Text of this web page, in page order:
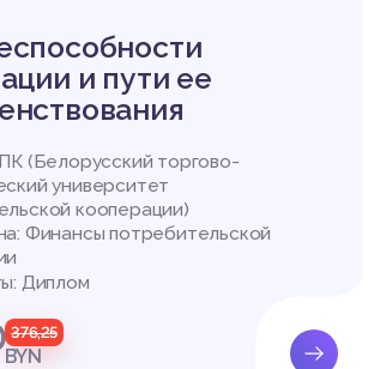
и пути ее
(Белорусский торгово-
университет
кооперации)
Финансы потребительской
Диплом
376,25
BYN